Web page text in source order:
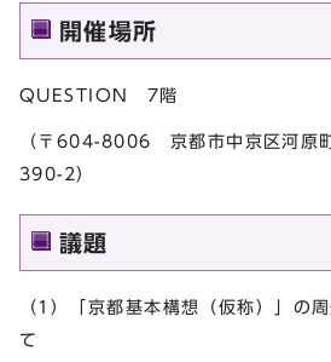
開催場所
QUESTION 7階
（〒604-8006 京都市中京区河原
390-2）
議題
（1）「京都基本構想（仮称）」の
て